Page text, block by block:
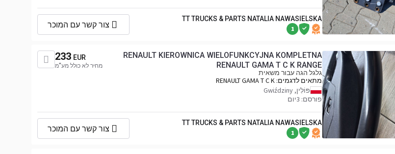
TT TRUCKS & PARTS NATALIA NAWASIELSKA
1 צור קשר עם המוכר
RENAULT KIEROWNICA WIELOFUNKCYJNA KOMPLETNA
RENAULT GAMA T C K RANGE
גלגל הגה עבור משאית
מתאים לדגמים: RENAULT GAMA T C K
RANGEפּוֹלִין, Gwiździny
פורסם: 3יום
233 EUR
מחיר לא כולל מע"מ
TT TRUCKS & PARTS NATALIA NAWASIELSKA
1 צור קשר עם המוכר